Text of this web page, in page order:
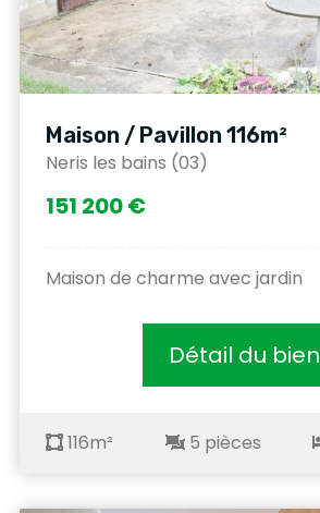
Maison / Pavillon 116m²
Neris les bains (03)
151 200 €
Maison de charme avec jardin
Détail du bien
116m² 5 pièces